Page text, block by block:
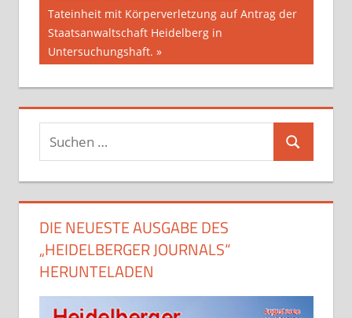
Tateinheit mit Körperverletzung auf Antrag der
Staatsanwaltschaft Heidelberg in
Untersuchungshaft.
Suchen
nach:
Suchen
DIE NEUESTE AUSGABE DES
„HEIDELBERGER JOURNALS“
HERUNTELADEN